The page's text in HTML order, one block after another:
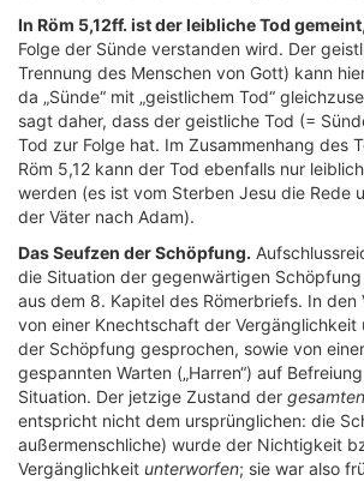
In Röm 5,12ff. ist der leibliche Tod gemeint
Folge der Sünde verstanden wird. Der
Trennung des Menschen von Gott) kann
da „Sünde“ mit „geistlichem Tod“
sagt daher, dass der geistliche Tod (=
Tod zur Folge hat. Im Zusammenhang des
Röm 5,12 kann der Tod ebenfalls nur
werden (es ist vom Sterben Jesu die Rede
der Väter nach Adam).
Das Seufzen der Schöpfung.
die Situation der gegenwärtigen
aus dem 8. Kapitel des Römerbriefs. In den
von einer Knechtschaft der Vergänglichkeit
der Schöpfung gesprochen, sowie von
gespannten Warten („Harren“) auf
Situation. Der jetzige Zustand der gesamten
entspricht nicht dem ursprünglichen: die
außermenschliche) wurde der Nichtigkeit
Vergänglichkeit unterworfen; sie war also